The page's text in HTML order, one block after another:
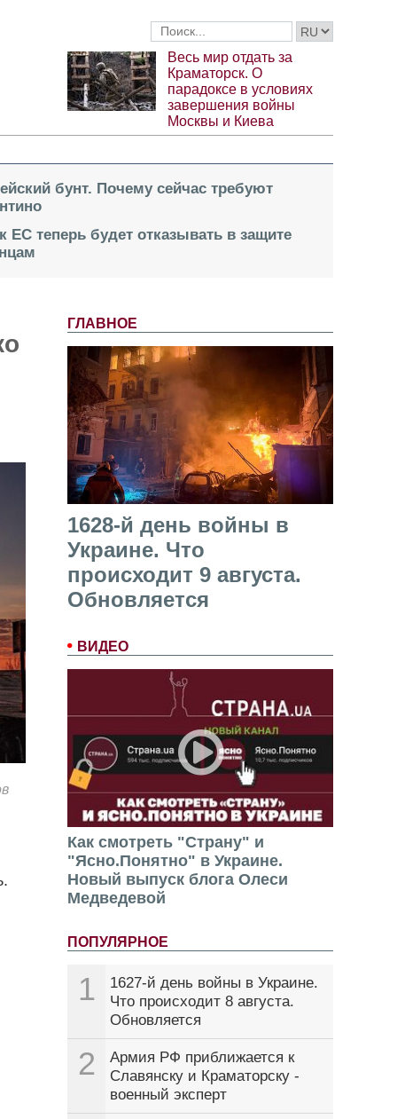
Весь мир отдать за
Краматорск. О
парадоксе в условиях
завершения войны
Москвы и Киева
бунт. Почему сейчас требуют
ЕС теперь будет отказывать в защите
ГЛАВНОЕ
1628-й день войны в
Украине. Что
происходит 9 августа.
Обновляется
ВИДЕО
Как смотреть "Страну" и
"Ясно.Понятно" в Украине.
Новый выпуск блога Олеси
Медведевой
ПОПУЛЯРНОЕ
1
1627-й день войны в Украине.
Что происходит 8 августа.
Обновляется
2
Армия РФ приближается к
Славянску и Краматорску -
военный эксперт